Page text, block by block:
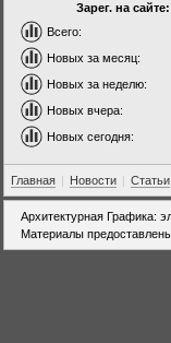
Зарег. на сайте:
Всего:
Новых за месяц:
Новых за неделю:
Новых вчера:
Новых сегодня:
Главная | Новости | Статьи
Архитектурная Графика:
Материалы